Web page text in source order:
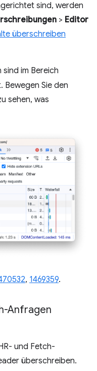
sind, werden
> Editor
überschreiben
im Bereich
Bewegen Sie den
sehen, was
, 1469359.
Anfragen
und Fetch-
überschreiben.